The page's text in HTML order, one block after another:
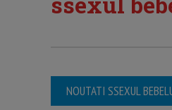
NOUTATI SSEXUL